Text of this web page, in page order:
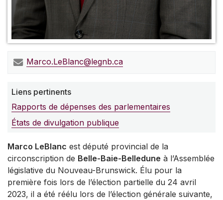
Marco.LeBlanc@legnb.ca
Liens pertinents
Rapports de dépenses des parlementaires
États de divulgation publique
Marco LeBlanc est député provincial de la
circonscription de Belle-Baie-Belledune à l’Assemblée
législative du Nouveau-Brunswick. Élu pour la
première fois lors de l’élection partielle du 24 avril
2023, il a été réélu lors de l’élection générale suivante,